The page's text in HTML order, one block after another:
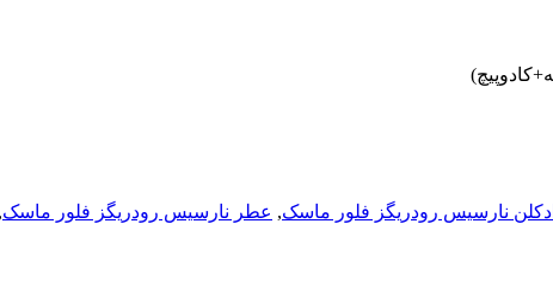
ادکلن نارسیس رودریگز فلور ماسک, عطر نارسیس رودریگز فلور ماسک,